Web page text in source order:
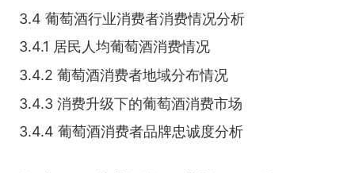
3.4 葡萄酒行业消费者消费情况分析
3.4.1 居民人均葡萄酒消费情况
3.4.2 葡萄酒消费者地域分布情况
3.4.3 消费升级下的葡萄酒消费市场
3.4.4 葡萄酒消费者品牌忠诚度分析